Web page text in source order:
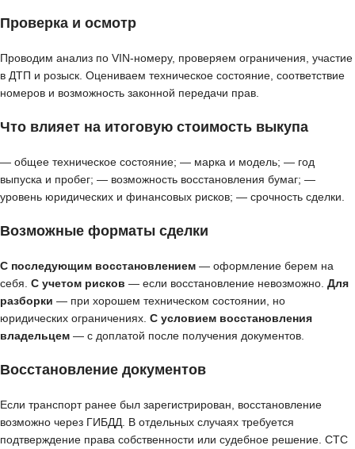
Проверка и осмотр
Проводим анализ по VIN-номеру, проверяем ограничения, участие
в ДТП и розыск. Оцениваем техническое состояние, соответствие
номеров и возможность законной передачи прав.
Что влияет на итоговую стоимость выкупа
— общее техническое состояние; — марка и модель; — год
выпуска и пробег; — возможность восстановления бумаг; —
уровень юридических и финансовых рисков; — срочность сделки.
Возможные форматы сделки
С последующим восстановлением — оформление берем на
себя. С учетом рисков — если восстановление невозможно. Для
разборки — при хорошем техническом состоянии, но
юридических ограничениях. С условием восстановления
владельцем — с доплатой после получения документов.
Восстановление документов
Если транспорт ранее был зарегистрирован, восстановление
возможно через ГИБДД. В отдельных случаях требуется
подтверждение права собственности или судебное решение. СТС